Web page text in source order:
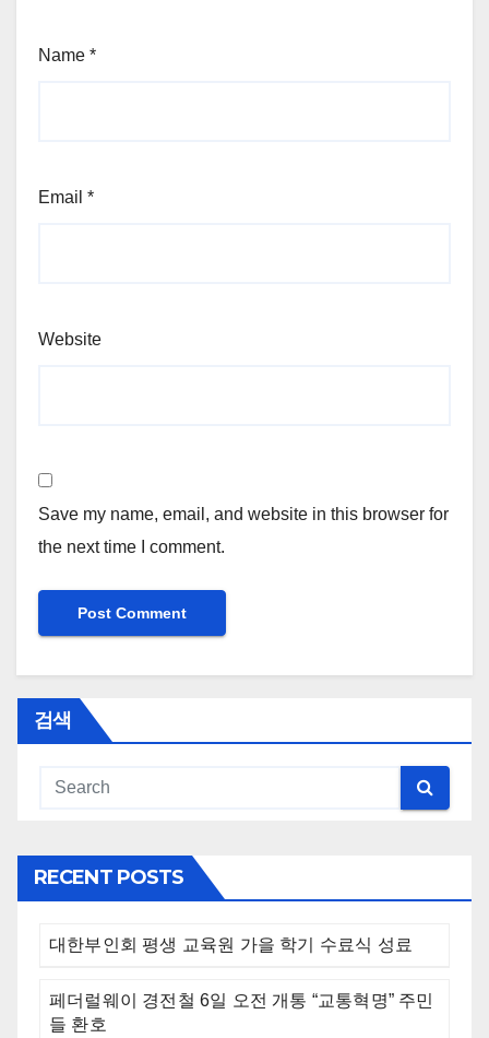
Name *
Email *
Website
Save my name, email, and website in this browser for
the next time I comment.
검색
RECENT POSTS
대한부인회 평생 교육원 가을 학기 수료식 성료
페더럴웨이 경전철 6일 오전 개통 “교통혁명” 주민
들 환호